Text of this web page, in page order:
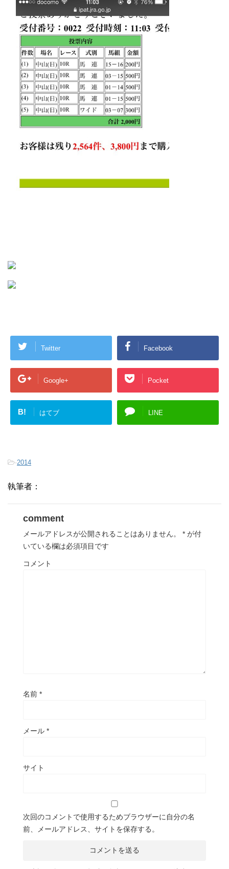
Twitter Facebook
Google+ Pocket
B! はてブ LINE
-2014
執筆者：
comment
メールアドレスが公開されることはありません。 * が付
いている欄は必須項目です
コメント
名前 *
メール *
サイト
次回のコメントで使用するためブラウザーに自分の名
前、メールアドレス、サイトを保存する。